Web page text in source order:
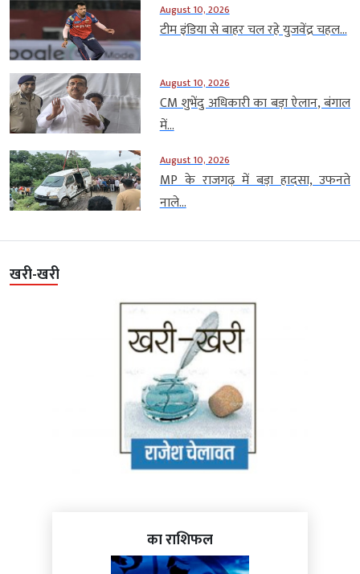
August 10, 2026
टीम इंडिया से बाहर चल रहे युजवेंद्र चहल...
August 10, 2026
CM शुभेंदु अधिकारी का बड़ा ऐलान, बंगाल
में...
August 10, 2026
MP के राजगढ़ में बड़ा हादसा, उफनते
नाले...
खरी-खरी
का राशिफल